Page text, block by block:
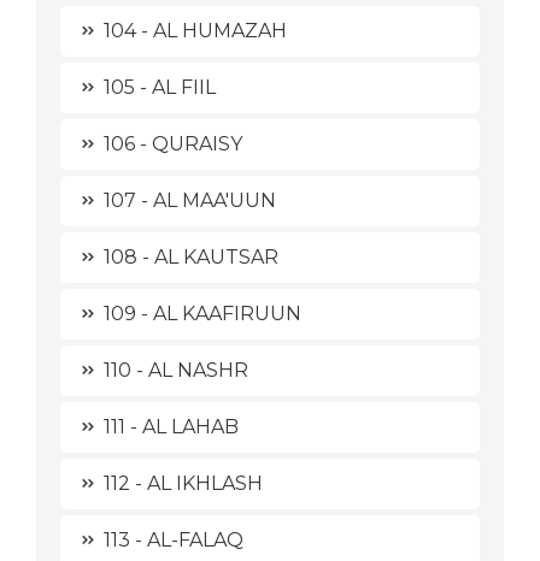
104 - AL HUMAZAH
105 - AL FIIL
106 - QURAISY
107 - AL MAA'UUN
108 - AL KAUTSAR
109 - AL KAAFIRUUN
110 - AL NASHR
111 - AL LAHAB
112 - AL IKHLASH
113 - AL-FALAQ